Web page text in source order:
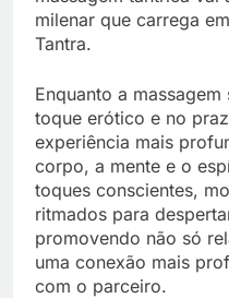
milenar que carrega
Tantra.
Enquanto a
toque erótico e no
experiência mais
corpo, a mente e o
toques conscientes,
ritmados para
promovendo não só
uma conexão mais
com o parceiro.